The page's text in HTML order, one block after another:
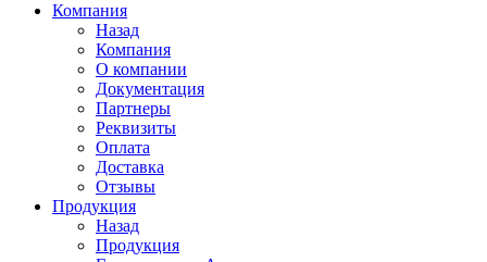
Компания
Назад
Компания
О компании
Документация
Партнеры
Реквизиты
Оплата
Доставка
Отзывы
Продукция
Назад
Продукция